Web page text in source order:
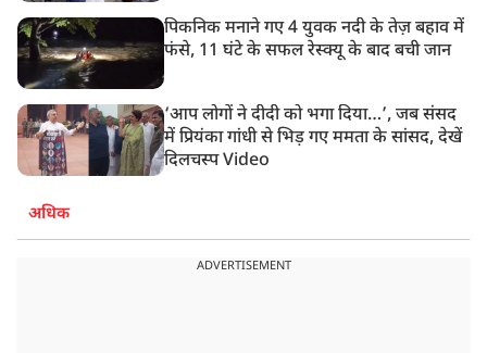
पिकनिक मनाने गए 4 युवक नदी के तेज़ बहाव में
फंसे, 11 घंटे के सफल रेस्क्यू के बाद बची जान
‘आप लोगों ने दीदी को भगा दिया…’, जब संसद
में प्रियंका गांधी से भिड़ गए ममता के सांसद, देखें
दिलचस्प Video
अधिक
ADVERTISEMENT